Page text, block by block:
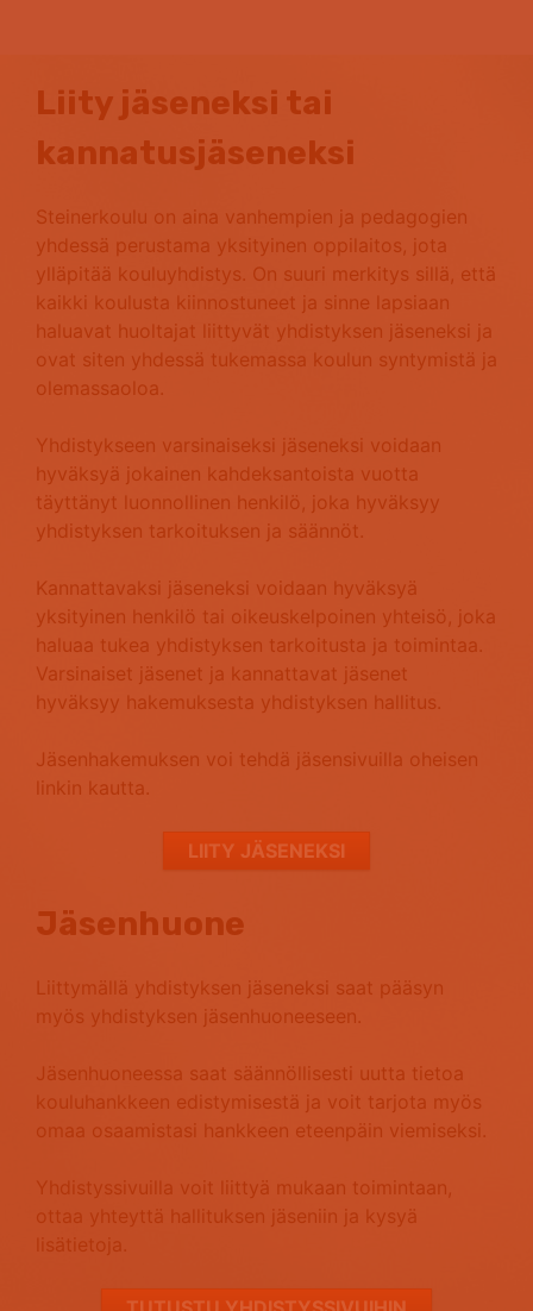
Liity jäseneksi tai
kannatusjäseneksi
Steinerkoulu on aina vanhempien ja pedagogien
yhdessä perustama yksityinen oppilaitos, jota
ylläpitää kouluyhdistys. On suuri merkitys sillä, että
kaikki koulusta kiinnostuneet ja sinne lapsiaan
haluavat huoltajat liittyvät yhdistyksen jäseneksi ja
ovat siten yhdessä tukemassa koulun syntymistä ja
olemassaoloa.
Yhdistykseen varsinaiseksi jäseneksi voidaan
hyväksyä jokainen kahdeksantoista vuotta
täyttänyt luonnollinen henkilö, joka hyväksyy
yhdistyksen tarkoituksen ja säännöt.
Kannattavaksi jäseneksi voidaan hyväksyä
yksityinen henkilö tai oikeuskelpoinen yhteisö, joka
haluaa tukea yhdistyksen tarkoitusta ja toimintaa.
Varsinaiset jäsenet ja kannattavat jäsenet
hyväksyy hakemuksesta yhdistyksen hallitus.
Jäsenhakemuksen voi tehdä jäsensivuilla oheisen
linkin kautta.
LIITY JÄSENEKSI
Jäsenhuone
Liittymällä yhdistyksen jäseneksi saat pääsyn
myös yhdistyksen jäsenhuoneeseen.
Jäsenhuoneessa saat säännöllisesti uutta tietoa
kouluhankkeen edistymisestä ja voit tarjota myös
omaa osaamistasi hankkeen eteenpäin viemiseksi.
Yhdistyssivuilla voit liittyä mukaan toimintaan,
ottaa yhteyttä hallituksen jäseniin ja kysyä
lisätietoja.